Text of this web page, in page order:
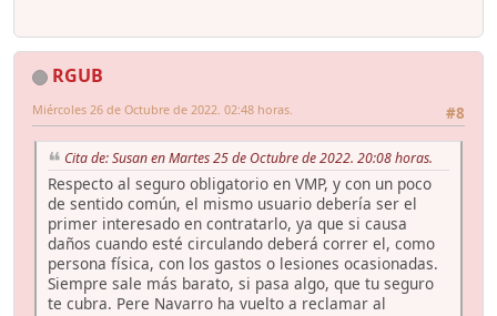
RGUB
#8
Miércoles 26 de Octubre de 2022. 02:48 horas.
Cita de: Susan en Martes 25 de Octubre de 2022. 20:08 horas.
Respecto al seguro obligatorio en VMP, y con un poco
de sentido común, el mismo usuario debería ser el
primer interesado en contratarlo, ya que si causa
daños cuando esté circulando deberá correr el, como
persona física, con los gastos o lesiones ocasionadas.
Siempre sale más barato, si pasa algo, que tu seguro
te cubra. Pere Navarro ha vuelto a reclamar al